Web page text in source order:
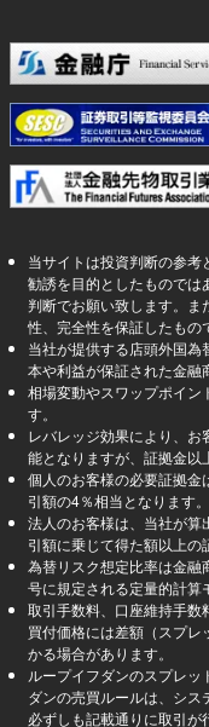
当サイトは投資判断の参
勧誘を目的としたものでは
判断でお願い致します。
性、完全性を保証したもの
当社が提供する店頭外国
本や利益が保証された金融
相場変動やスワップポイン
す。
レバレッジ効果により、
能となりますが、証拠金以
個人のお客様の必要証拠金
引額の4％相当となります。
法人のお客様は、当社が算
引額に乗じて得た額以上の
為替リスク想定比率は金融
号に規定される定量的計算
取引手数料、口座維持手数
買付価格には差額（スプ
かる場合があります。
ループイフダンのスプレ
ダンの売買ルールは、シス
必ずしも記載通りに取引が